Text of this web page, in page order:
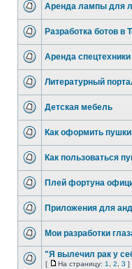
Аренда лампы для
Разработка ботов в
Аренда
Литературный
Детская мебель
Как оформить
Как пользоваться
Плей фортуна
Приложения для
Мои разработки
"Я вылечил рак у
[ На страницу: 1 2 3 ]